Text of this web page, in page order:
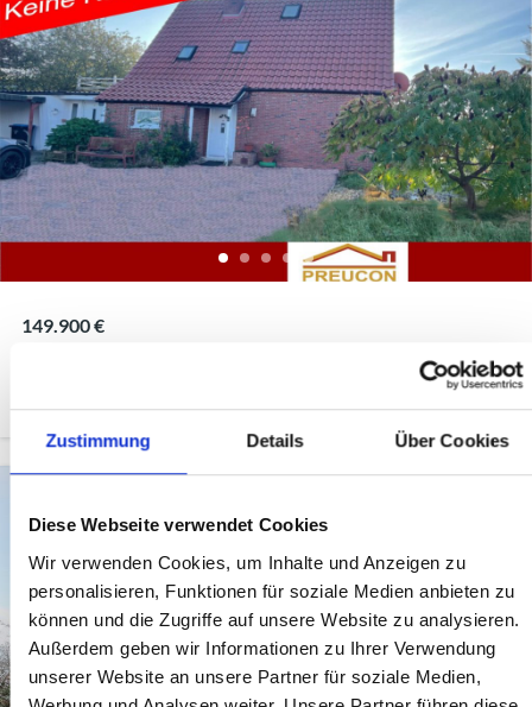
Zustimmung Details Über Cookies
Diese Webseite verwendet Cookies
Wir verwenden Cookies, um Inhalte und Anzeigen zu
personalisieren, Funktionen für soziale Medien anbieten zu
können und die Zugriffe auf unsere Website zu analysieren.
Außerdem geben wir Informationen zu Ihrer Verwendung
unserer Website an unsere Partner für soziale Medien,
149.900 €
m²